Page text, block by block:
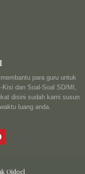
para guru untuk
dan Soal-Soal SD/MI,
disini sudah kami susun
luang anda.
Qidoel